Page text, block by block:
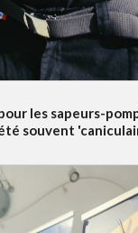
les sapeurs-
souvent